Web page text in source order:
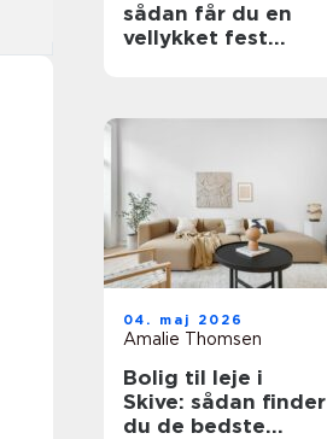
sådan får du en
vellykket fest
04. maj 2026
Amalie Thomsen
Bolig til leje i
Skive: sådan finder
du de bedste